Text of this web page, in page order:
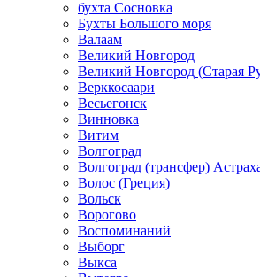
бухта Сосновка
Бухты Большого моря
Валаам
Великий Новгород
Великий Новгород (Старая
Верккосаари
Весьегонск
Винновка
Витим
Волгоград
Волгоград (трансфер)
Волос (Греция)
Вольск
Ворогово
Воспоминаний
Выборг
Выкса